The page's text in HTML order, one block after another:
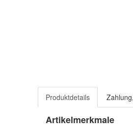
Produktdetails
Artikelmerkmale